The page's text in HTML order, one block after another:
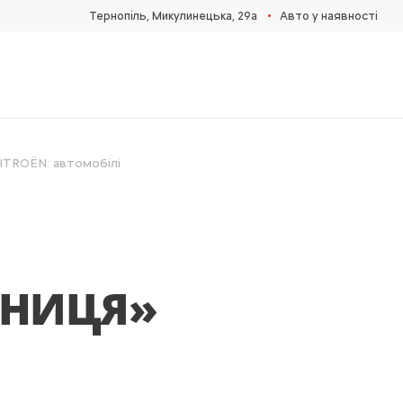
Тернопіль, Микулинецька, 29а • Авто у наявності
автомобілі